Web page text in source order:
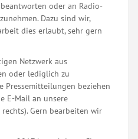
oder an Radio-
Dazu sind wir,
dies erlaubt, sehr gern
Netzwerk aus
oder lediglich zu
Pressemitteilungen beziehen
E-Mail an unsere
Gern bearbeiten wir